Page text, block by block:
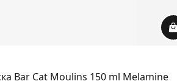
Bar Cat Moulins 150 ml Melamine